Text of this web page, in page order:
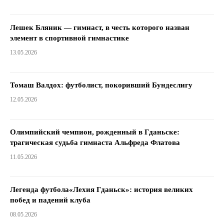
Лешек Бляник — гимнаст, в честь которого назван
элемент в спортивной гимнастике
13.05.2026
Томаш Валдох: футболист, покоривший Бундеслигу
12.05.2026
Олимпийский чемпион, рожденный в Гданьске:
трагическая судьба гимнаста Альфреда Флатова
11.05.2026
Легенда футбола«Лехия Гданьск»: история великих
побед и падений клуба
08.05.2026